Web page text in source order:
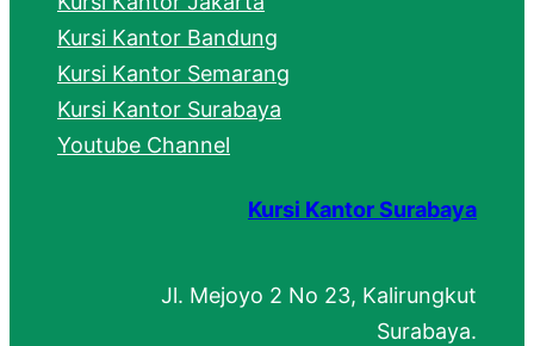
Kursi Kantor Bandung
Kursi Kantor Semarang
Kursi Kantor Surabaya
Youtube Channel
Kursi Kantor Surabaya
Jl. Mejoyo 2 No 23, Kalirungkut
Surabaya.